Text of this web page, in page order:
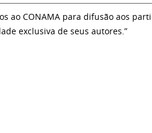
ao CONAMA para difusão aos
exclusiva de seus autores.”